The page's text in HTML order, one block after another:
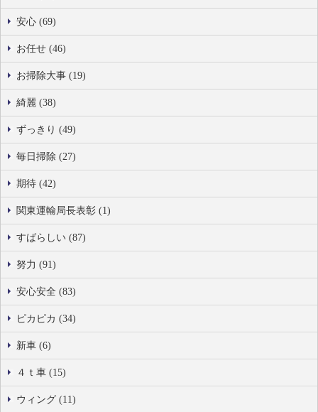
安心 (69)
お任せ (46)
お掃除大事 (19)
綺麗 (38)
ずっきり (49)
毎日掃除 (27)
期待 (42)
関東運輸局長表彰 (1)
すばらしい (87)
努力 (91)
安心安全 (83)
ピカピカ (34)
新車 (6)
４ｔ車 (15)
ウィング (11)